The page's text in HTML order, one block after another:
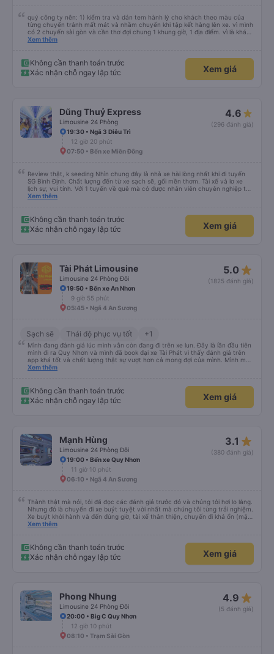
quý công ty nên: 1) kiểm tra và dán tem hành lý cho khách theo màu của
từng chuyến tránh mất mát và nhầm chuyến khi tập kết hàng lên xe. vì mình
có 2 chuyến sài gòn và cần thơ đợi chung 1 khung giờ, 1 địa điểm. vì là khách
thân thiết của quý công ty nên rất hài lòng và tin tưởng. tuy nhiên rất mong
thì chắc chắn quy công ty là nhà xe được yêu thích và lựa chọn số 1 quy
nhơn. rất cảm ơn quý anh chị em cty cũng như chị Thảo đã lắng nghe và
tiếp nhận. " khách hàng thân thiết nhiều năm của nhà xe từ thời sinh viên"
Xem thêm
Không cần thanh toán trước
Xác nhận chỗ ngay lập tức
Xem giá
Dũng Thuỷ Express
Limousine 24 Phòng
4.6
(296 đánh giá)
19:30 • Ngã 3 Diêu Trì
12 giờ 20 phút
07:50 • Bến xe Miền Đông
Review thật, k seeding Nhìn chung đây là nhà xe hài lòng nhất khi đi tuyến
SG Bình Định. Chất lượng đến từ xe sạch sẽ, gối mền thơm. Tài xế và lơ xe
lịch sự, vui tính. Với 1 tuyến về quê mà có được nhân viên chuyên nghiệp thế
này là điểm cộng lớn, thường chỉ đi mấy tuyến du lịch mới có. Về xe thì có
định ủng hộ tiếp nhà xe này. Chúc chủ xe làm ăn phát đạt mua thêm nhiều
xe chạy thêm nhiều khung giờ nữa và nâng cao tiêu chuẩn tuyến. Nếu xét
điểm trừ thì chỉ có thgian trả khách, team VXR set lệch với thực tế
Xem thêm
Không cần thanh toán trước
Xác nhận chỗ ngay lập tức
Xem giá
Tài Phát Limousine
Limousine 24 Phòng Đôi
5.0 star_rate
(1825 đánh giá)
19:50 • Bến xe An Nhơn
9 giờ 55 phút
05:45 • Ngã 4 An Sương
Sạch sẽ Thái độ phục vụ tốt +1
Mình đang đánh giá lúc mình vẫn còn đang đi trên xe lun. Đây là lần đầu tiên
mình đi ra Quy Nhơn và mình đã book đại xe Tài Phát vì thấy đánh giá trên
app khá tốt và chất lượng thật sự vượt hơn cả mong đợi của mình. Mình mua
giường đôi và vừa đủ cho 2 người. Nhân viên của nhà xe phải nói là siêu nhiệt
trung chuyển và lên xe lớn thì luôn hỗ trợ xách vali giùm tụi mình. Trên xe thì
có cả bánh và sữa miễn phí cho khách còn chuẩn bị cả thuốc say xe, dép,
mền, gối và đặc biệt là có gối ôm. Nchung là phải chấm nhà xe 10 sao mới
Xem thêm
Không cần thanh toán trước
Xác nhận chỗ ngay lập tức
Xem giá
Mạnh Hùng
Limousine 24 Phòng Đôi
3.1 star_rate
(380 đánh giá)
19:00 • Bến xe Quy Nhơn
11 giờ 10 phút
06:10 • Ngã 4 An Sương
Thành thật mà nói, tôi đã đọc các đánh giá trước đó và chúng tôi hơi lo lắng.
Nhưng đó là chuyến đi xe buýt tuyệt vời nhất mà chúng tôi từng trải nghiệm.
Xe buýt khởi hành và đến đúng giờ, tài xế thân thiện, chuyến đi khá ổn (mặc
dù vẫn hơi xóc, nhưng đó là đặc trưng của Việt Nam ^^), và chỗ ngồi thoải
Xem thêm
Không cần thanh toán trước
Xác nhận chỗ ngay lập tức
Xem giá
Phong Nhung
Limousine 24 Phòng Đôi
4.9 star_rate
(5 đánh giá)
20:00 • Big C Quy Nhơn
12 giờ 10 phút
08:10 • Trạm Sài Gòn